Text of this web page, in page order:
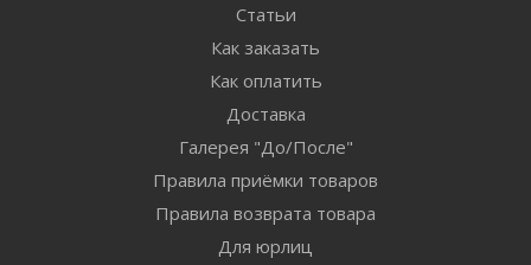
Статьи
Как заказать
Как оплатить
Доставка
Галерея "До/После"
Правила приёмки товаров
Правила возврата товара
Для юрлиц